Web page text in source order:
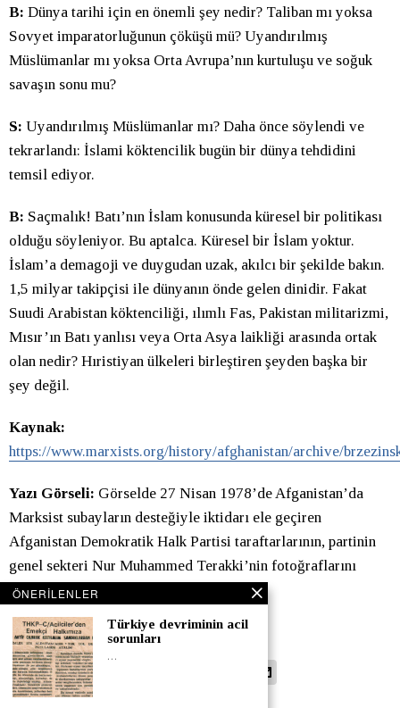
B: Dünya tarihi için en önemli şey nedir? Taliban mı yoksa
Sovyet imparatorluğunun çöküşü mü? Uyandırılmış
Müslümanlar mı yoksa Orta Avrupa’nın kurtuluşu ve soğuk
savaşın sonu mu?
S: Uyandırılmış Müslümanlar mı? Daha önce söylendi ve
tekrarlandı: İslami köktencilik bugün bir dünya tehdidini
temsil ediyor.
B: Saçmalık! Batı’nın İslam konusunda küresel bir politikası
olduğu söyleniyor. Bu aptalca. Küresel bir İslam yoktur.
İslam’a demagoji ve duygudan uzak, akılcı bir şekilde bakın.
1,5 milyar takipçisi ile dünyanın önde gelen dinidir. Fakat
Suudi Arabistan köktenciliği, ılımlı Fas, Pakistan militarizmi,
Mısır’ın Batı yanlısı veya Orta Asya laikliği arasında ortak
olan nedir? Hıristiyan ülkeleri birleştiren şeyden başka bir
şey değil.
Kaynak:
https://www.marxists.org/history/afghanistan/archive/
Yazı Görseli: Görselde 27 Nisan 1978’de Afganistan’da
Marksist subayların desteğiyle iktidarı ele geçiren
Afganistan Demokratik Halk Partisi taraftarlarının, partinin
genel sekteri Nur Muhammed Terakki’nin fotoğraflarını
taşıdıkları görülüyor.
Çeviren:Meral Alankuş
ÖNERILENLER
Türkiye devriminin acil
sorunları
…